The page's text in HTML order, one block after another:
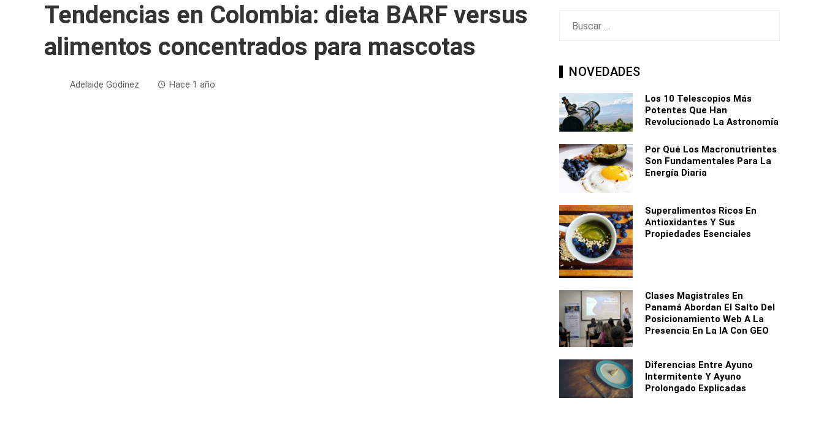
Tendencias en Colombia: dieta BARF versus
alimentos concentrados para mascotas
Adelaide Godínez Hace 1 año
NOVEDADES
Los 10 Telescopios Más
Potentes Que Han
Revolucionado La Astronomía
Por Qué Los Macronutrientes
Son Fundamentales Para La
Energía Diaria
Superalimentos Ricos En
Antioxidantes Y Sus
Propiedades Esenciales
Clases Magistrales En
Panamá Abordan El Salto Del
Posicionamiento Web A La
Presencia En La IA Con GEO
Diferencias Entre Ayuno
Intermitente Y Ayuno
Prolongado Explicadas